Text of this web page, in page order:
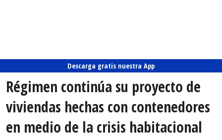
Descarga gratis nuestra App
Régimen continúa su proyecto de
viviendas hechas con contenedores
en medio de la crisis habitacional